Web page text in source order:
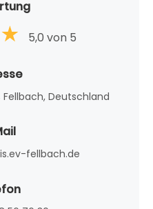
5,0 von 5
Deutschland
fellbach.de